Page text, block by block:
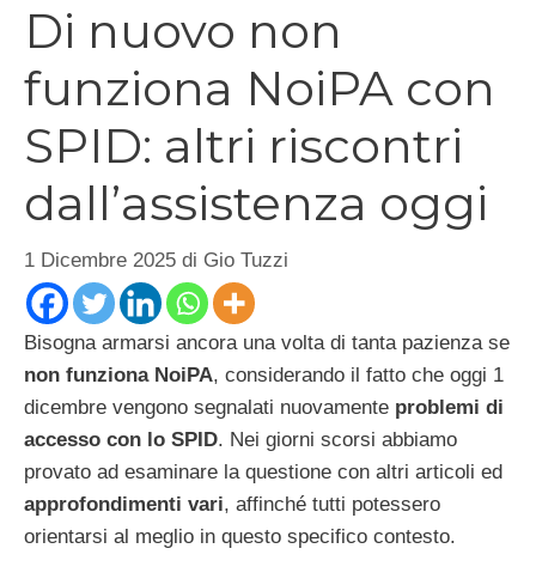
Di nuovo non
funziona NoiPA con
SPID: altri riscontri
dall’assistenza oggi
1 Dicembre 2025 di Gio Tuzzi
Bisogna armarsi ancora una volta di tanta pazienza se
non funziona NoiPA, considerando il fatto che oggi 1
dicembre vengono segnalati nuovamente problemi di
accesso con lo SPID. Nei giorni scorsi abbiamo
provato ad esaminare la questione con altri articoli ed
approfondimenti vari, affinché tutti potessero
orientarsi al meglio in questo specifico contesto.